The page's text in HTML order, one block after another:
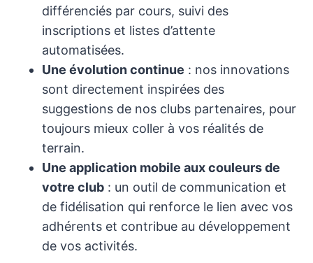
différenciés par cours, suivi des
inscriptions et listes d’attente
automatisées.
Une évolution continue : nos innovations
sont directement inspirées des
suggestions de nos clubs partenaires, pour
toujours mieux coller à vos réalités de
terrain.
Une application mobile aux couleurs de
votre club : un outil de communication et
de fidélisation qui renforce le lien avec vos
adhérents et contribue au développement
de vos activités.